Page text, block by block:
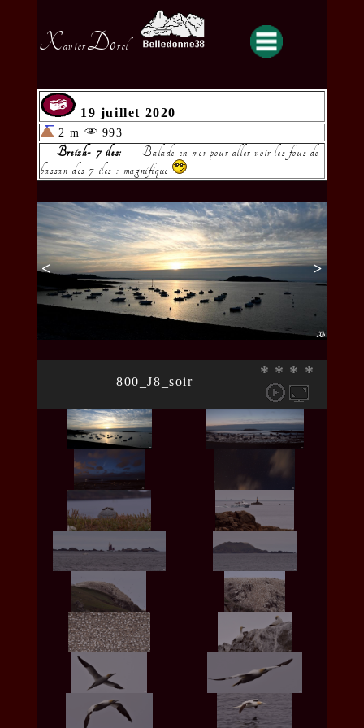
XavierDorel
19 juillet 2020
2 m 993
Breizh- 7 iles:
Balade en mer pour aller voir les fous de
bassan des 7 iles : magnifique
< >
* * * *
800_J8_soir